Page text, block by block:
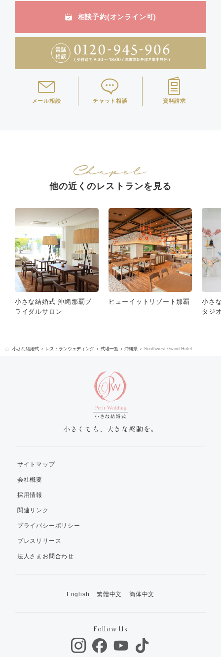
相談予約(オンライン可)
メール相談 チャット相談 資料請求
他の近くのレストランを見る
小さな結婚式 沖縄那覇ブ
ライダルサロン
ヒューイットリゾート那覇
小さ
タジ
小さな結婚式 レストランウェディング 式場一覧 沖縄県 Southwest Grand Hotel
小さくても、大きな感動を。
サイトマップ
会社概要
採用情報
関連リンク
プライバシーポリシー
プレスリリース
法人さまお問合わせ
English 繁體中文 簡体中文
Follow Us